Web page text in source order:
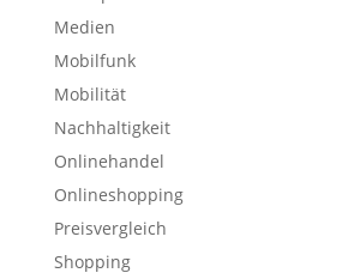
Medien
Mobilfunk
Mobilität
Nachhaltigkeit
Onlinehandel
Onlineshopping
Preisvergleich
Shopping